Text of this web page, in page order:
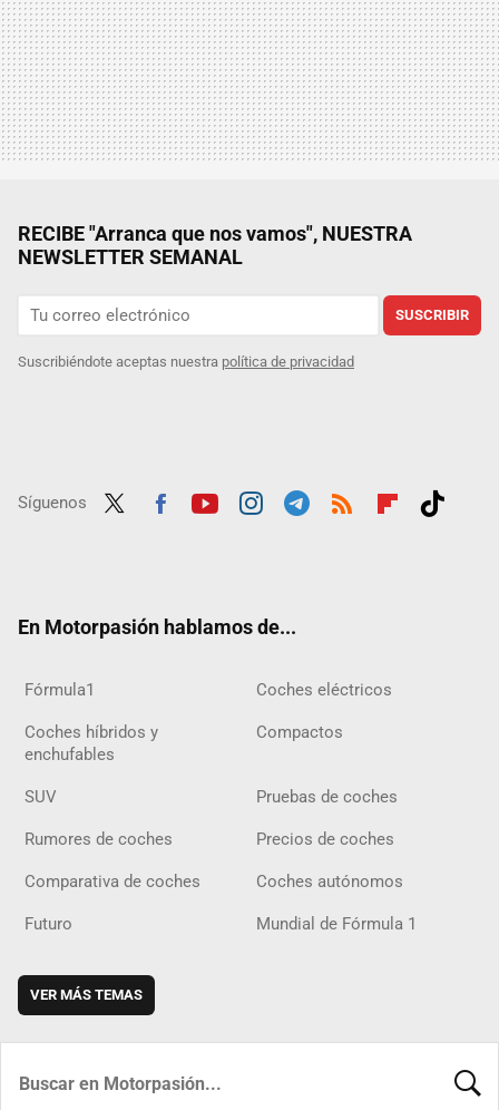
RECIBE "Arranca que nos vamos", NUESTRA
NEWSLETTER SEMANAL
SUSCRIBIR
Suscribiéndote aceptas nuestra política de privacidad
Síguenos
En Motorpasión hablamos de...
Fórmula1 Coches eléctricos
Coches híbridos y
enchufables
Compactos
SUV Pruebas de coches
Rumores de coches Precios de coches
Comparativa de coches Coches autónomos
Futuro Mundial de Fórmula 1
VER MÁS TEMAS